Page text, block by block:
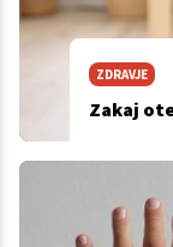
ZDRAVJE
Zakaj